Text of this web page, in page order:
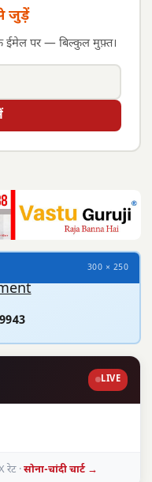
जुड़ें
ईमेल पर — बिल्कुल मुफ़्त।
300 × 250
LIVE
रेट ·सोना-चांदी चार्ट →